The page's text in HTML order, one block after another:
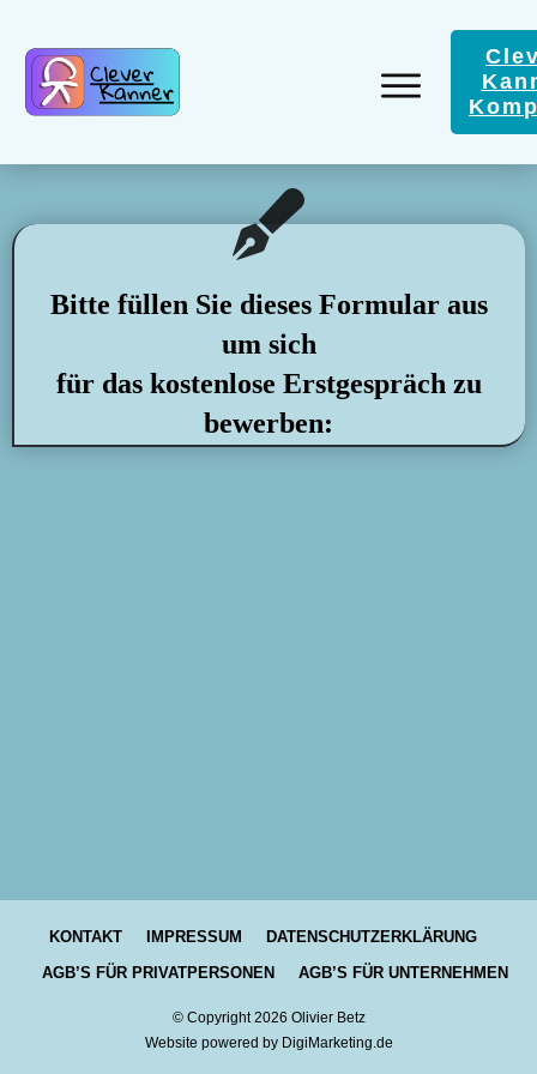
Bitte füllen Sie dieses Formular aus
um sich
für das kostenlose Erstgespräch zu
bewerben:
KONTAKT IMPRESSUM
DATENSCHUTZERKLÄRUNG
AGB’S FÜR PRIVATPERSONEN
AGB’S FÜR UNTERNEHMEN
© Copyright2026 Olivier Betz
Website powered by DigiMarketing.de